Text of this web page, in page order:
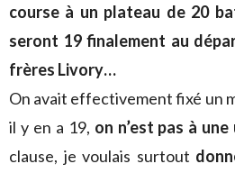
course à un plateau de 20
seront 19 finalement au
frères Livory…
On avait effectivement fixé un
il y en a 19, on n’est pas à
clause, je voulais surtout